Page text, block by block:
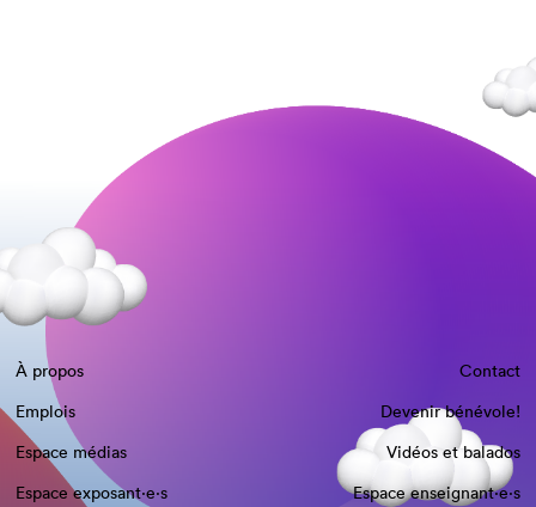
À propos
Contact
Emplois
Devenir bénévole!
Espace médias
Vidéos et balados
Espace exposant·e⋅s
Espace enseignant·e⋅s